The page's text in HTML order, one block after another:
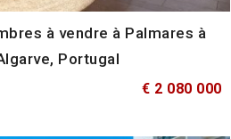
à vendre à Palmares à
Portugal
€ 2 080 000